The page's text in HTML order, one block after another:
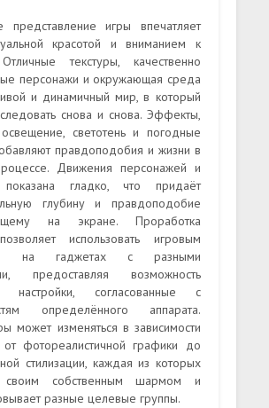
представление игры впечатляет
красотой и вниманием к
текстуры, качественно
персонажи и окружающая среда
и динамичный мир, в который
снова и снова. Эффекты,
светотень и погодные
правдоподобия и жизни в
Движения персонажей и
показана гладко, что придаёт
глубину и правдоподобие
на экране. Проработка
использовать игровым
на гаджетах с разными
предоставляя возможность
настройки, согласованные с
определённого аппарата.
может изменяться в зависимости
фотореалистичной графики до
стилизации, каждая из которых
своим собственным шармом и
разные целевые группы.